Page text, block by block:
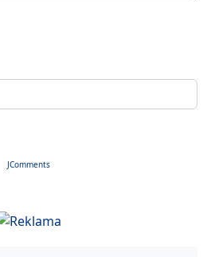
JComments